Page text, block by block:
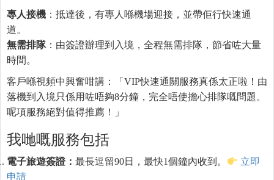
專人接機 ：抵達後，有專人喺機場迎接，並帶佢行快速通
道。
無需排隊：由簽證辦理到入境，全程無需排隊，節省咗大量
時間。
客戶喺視頻中興奮咁講：「VIP快速通關服務真係太正啦！由
落機到入境只係用咗唔夠8分鐘，完全唔使擔心排隊嘅問題。
呢項服務絕對值得推薦！」
我哋嘅服務包括
電子旅遊簽證： 最長逗留90日，最快1個鐘內收到。
立即
申請